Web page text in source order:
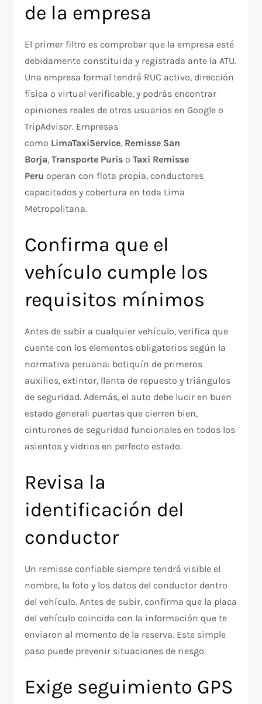
de la empresa
El primer filtro es comprobar que la empresa esté
debidamente constituida y registrada ante la ATU.
Una empresa formal tendrá RUC activo, dirección
física o virtual verificable, y podrás encontrar
opiniones reales de otros usuarios en Google o
TripAdvisor. Empresas
como LimaTaxiService, Remisse San
Borja,Transporte Puris oTaxi Remisse
Peru operan con flota propia, conductores
capacitados y cobertura en toda Lima
Metropolitana.
Confirma que el
vehículo cumple los
requisitos mínimos
Antes de subir a cualquier vehículo, verifica que
cuente con los elementos obligatorios según la
normativa peruana: botiquín de primeros
auxilios, extintor, llanta de repuesto y triángulos
de seguridad. Además, el auto debe lucir en buen
estado general: puertas que cierren bien,
cinturones de seguridad funcionales en todos los
asientos y vidrios en perfecto estado.
Revisa la
identificación del
conductor
Un remisse confiable siempre tendrá visible el
nombre, la foto y los datos del conductor dentro
del vehículo. Antes de subir, confirma que la placa
del vehículo coincida con la información que te
enviaron al momento de la reserva. Este simple
paso puede prevenir situaciones de riesgo.​
Exige seguimiento GPS